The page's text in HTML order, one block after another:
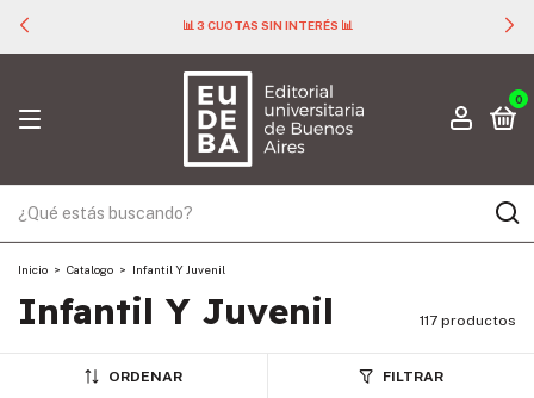
📊 3 CUOTAS SIN INTERÉS 📊
0
Inicio > Catalogo > Infantil Y Juvenil
Infantil Y Juvenil 117 productos
ORDENAR FILTRAR